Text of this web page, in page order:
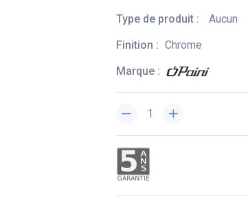
Type de produit :
Aucun
Finition : Chrome
Marque :